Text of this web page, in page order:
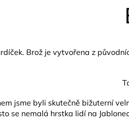
Brož je vytvořena z
jsme byli skutečně bižuterní
se nemalá hrstka lidí na